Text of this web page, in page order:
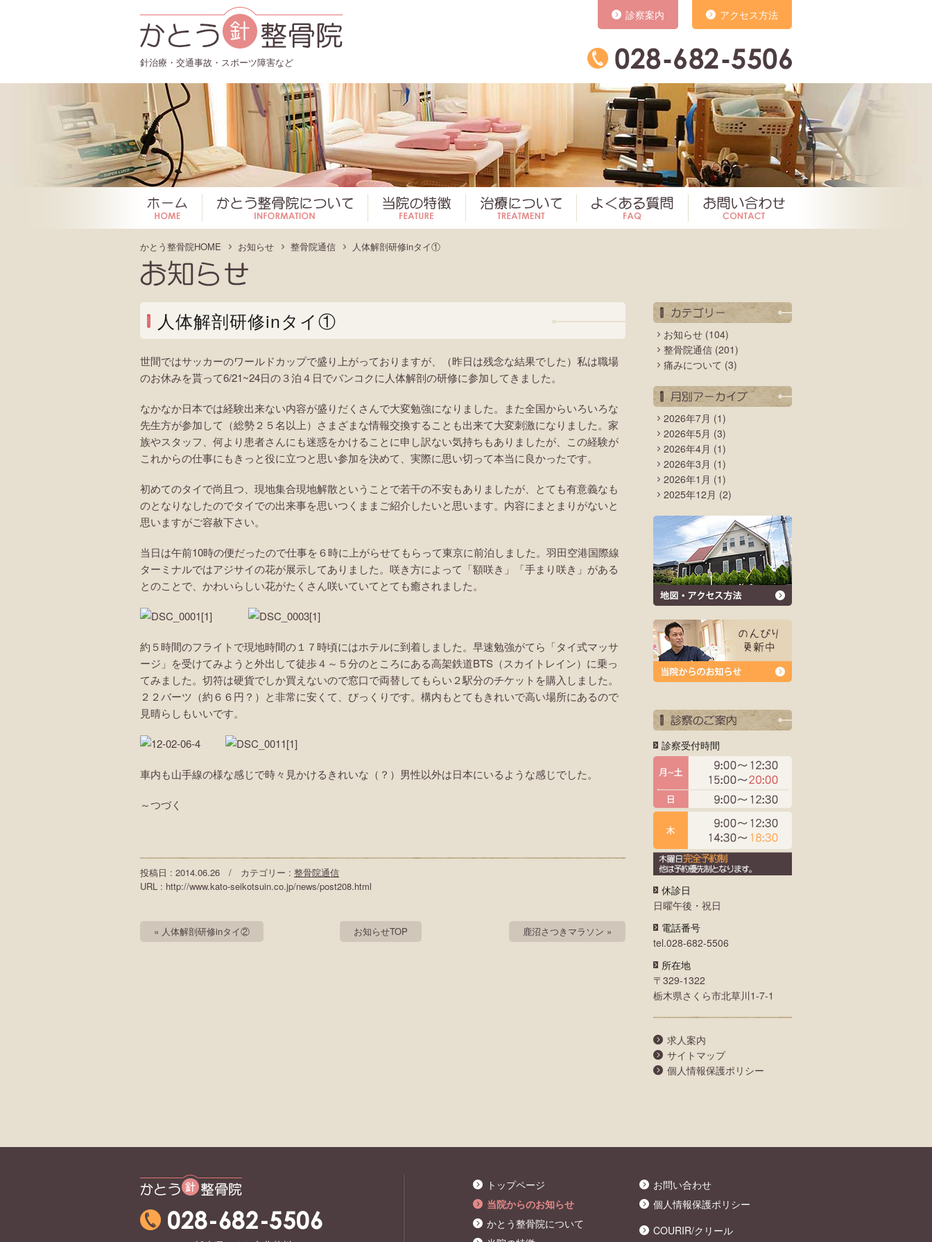
針治療・交通事故・スポーツ障害など
診察案内 アクセス方法
ホーム かとう整骨院について当院の特徴 治療について よくある質問
かとう整骨院HOME お知らせ 整骨院通信 人体解剖研修inタイ①
人体解剖研修inタイ①
世間ではサッカーのワールドカップで盛り上がっておりますが、（昨日は残念な結果でした）私は職場
のお休みを貰って6/21~24日の３泊４日でバンコクに人体解剖の研修に参加してきました。
なかなか日本では経験出来ない内容が盛りだくさんで大変勉強になりました。また全国からいろいろな
先生方が参加して（総勢２５名以上）さまざまな情報交換することも出来て大変刺激になりました。家
族やスタッフ、何より患者さんにも迷惑をかけることに申し訳ない気持ちもありましたが、この経験が
これからの仕事にもきっと役に立つと思い参加を決めて、実際に思い切って本当に良かったです。
初めてのタイで尚且つ、現地集合現地解散ということで若干の不安もありましたが、とても有意義なも
のとなりなしたのでタイでの出来事を思いつくままご紹介したいと思います。内容にまとまりがないと
思いますがご容赦下さい。
当日は午前10時の便だったので仕事を６時に上がらせてもらって東京に前泊しました。羽田空港国際線
ターミナルではアジサイの花が展示してありました。咲き方によって「額咲き」「手まり咲き」がある
とのことで、かわいらしい花がたくさん咲いていてとても癒されました。
約５時間のフライトで現地時間の１７時頃にはホテルに到着しました。早速勉強がてら「タイ式マッサ
ージ」を受けてみようと外出して徒歩４～５分のところにある高架鉄道BTS（スカイトレイン）に乗っ
てみました。切符は硬貨でしか買えないので窓口で両替してもらい２駅分のチケットを購入しました。
２２バーツ（約６６円？）と非常に安くて、びっくりです。構内もとてもきれいで高い場所にあるので
見晴らしもいいです。
車内も山手線の様な感じで時々見かけるきれいな（？）男性以外は日本にいるような感じでした。
～つづく
投稿日 : 2014.06.26 / カテゴリー : 整骨院通信
URL : http://www.kato-seikotsuin.co.jp/news/post208.html
« 人体解剖研修inタイ② 鹿沼さつきマラソン »
お知らせTOP
お知らせ (104)
整骨院通信 (201)
痛みについて (3)
2026年7月 (1)
2026年5月 (3)
2026年4月 (1)
2026年3月 (1)
2026年1月 (1)
2025年12月 (2)
診察受付時間
休診日
日曜午後・祝日
電話番号
tel.028-682-5506
所在地
〒329-1322
栃木県さくら市北草川1-7-1
求人案内
サイトマップ
個人情報保護ポリシー
トップページ
当院からのお知らせ
かとう整骨院について
お問い合わせ
個人情報保護ポリシー
COURIR/クリール